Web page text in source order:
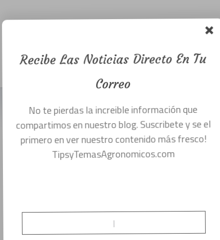
Manual de
gratis.
DESCARGA GRATIS MANUAL PARA
HIDROPONIA.
El siglo XXI se ha caracterizado por el
en las zonas tradicionalmente dedicadas al
cultivo han orillado a los productores a
Recibe Las Noticias Directo En Tu
Correo
No te pierdas la increible información que
compartimos en nuestro blog. Suscribete y se el
primero en ver nuestro contenido más fresco!
TipsyTemasAgronomicos.com